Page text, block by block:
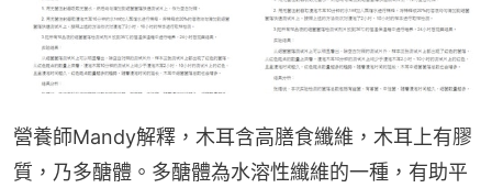
營養師Mandy解釋，木耳含高膳食纖維，木耳上有膠
質，乃多醣體。多醣體為水溶性纖維的一種，有助平